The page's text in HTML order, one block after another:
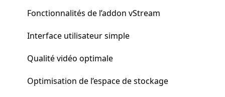
Fonctionnalités de l’addon vStream
Interface utilisateur simple
Qualité vidéo optimale
Optimisation de l’espace de stockage